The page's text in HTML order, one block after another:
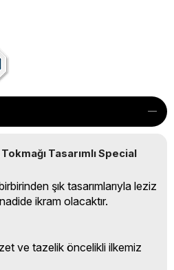
Tasarımlı Special
şık tasarımlarıyla leziz
ikram olacaktır.
ve tazelik öncelikli ilkemiz